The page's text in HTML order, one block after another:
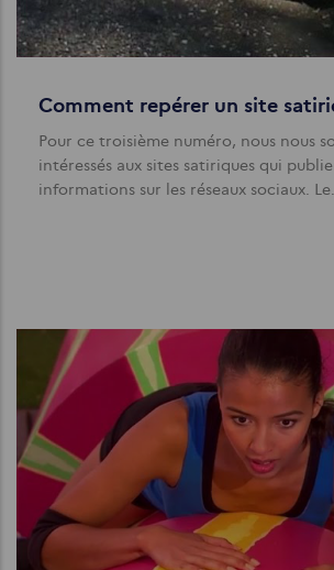
Comment repérer un site
Pour ce troisième numéro, nous nous
intéressés aux sites satiriques qui
informations sur les réseaux sociaux.